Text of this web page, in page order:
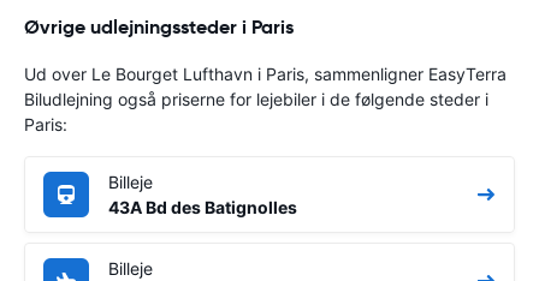
Øvrige udlejningssteder i Paris
Ud over Le Bourget Lufthavn i Paris, sammenligner EasyTerra
Biludlejning også priserne for lejebiler i de følgende steder i
Paris:
Billeje
43A Bd des Batignolles
Billeje